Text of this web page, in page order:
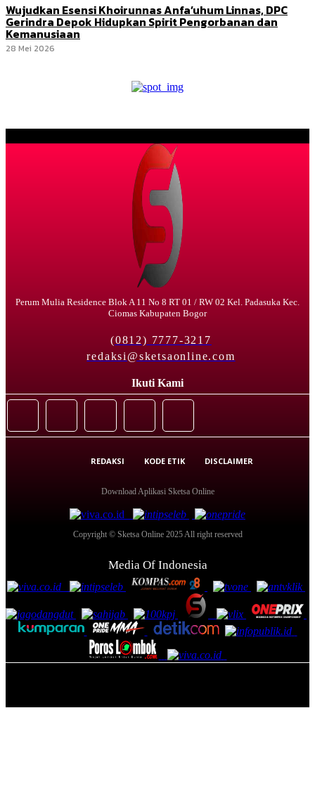
Wujudkan Esensi Khoirunnas Anfa’uhum Linnas, DPC
Gerindra Depok Hidupkan Spirit Pengorbanan dan
Kemanusiaan
28 Mei 2026
Perum Mulia Residence Blok A 11 No 8 RT 01 / RW 02 Kel. Padasuka Kec.
Ciomas Kabupaten Bogor
(0812) 7777-3217
redaksi@sketsaonline.com
Ikuti Kami
REDAKSI KODE ETIK DISCLAIMER
Download Aplikasi Sketsa Online
Copyright © Sketsa Online 2025 All right reserved
Media Of Indonesia